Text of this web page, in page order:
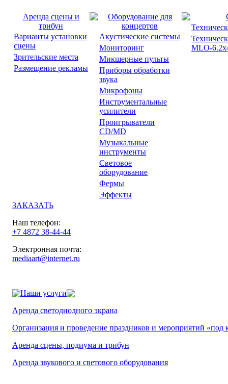
Аренда сцены и
трибун
Варианты установки
сцены
Зрительские места
Размещение рекламы
Оборудование для
концертов
Акустические системы
Мониторинг
Микшерные пульты
Приборы обработки
звука
Микрофоны
Инструментальные
усилители
Проигрыватели
CD/MD
Музыкальные
инструменты
Световое
оборудование
Фермы
Эффекты
MLO-
ЗАКАЗАТЬ
Наш телефон:
+7 4872 38-44-44
Электронная почта:
mediaart@internet.ru
Наши услуги
Аренда светодиодного экрана
Организация и проведение праздников и мероприятий «под
Аренда сцены, подиума и трибун
Аренда звукового и светового оборудования